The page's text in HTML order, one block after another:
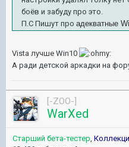
боёв и забуду про это.
П.С Пишут про адекватные
Vista лучше Win10
А ради детской аркадки на
[-ZOO-]
WarXed
Старший бета-тестер,